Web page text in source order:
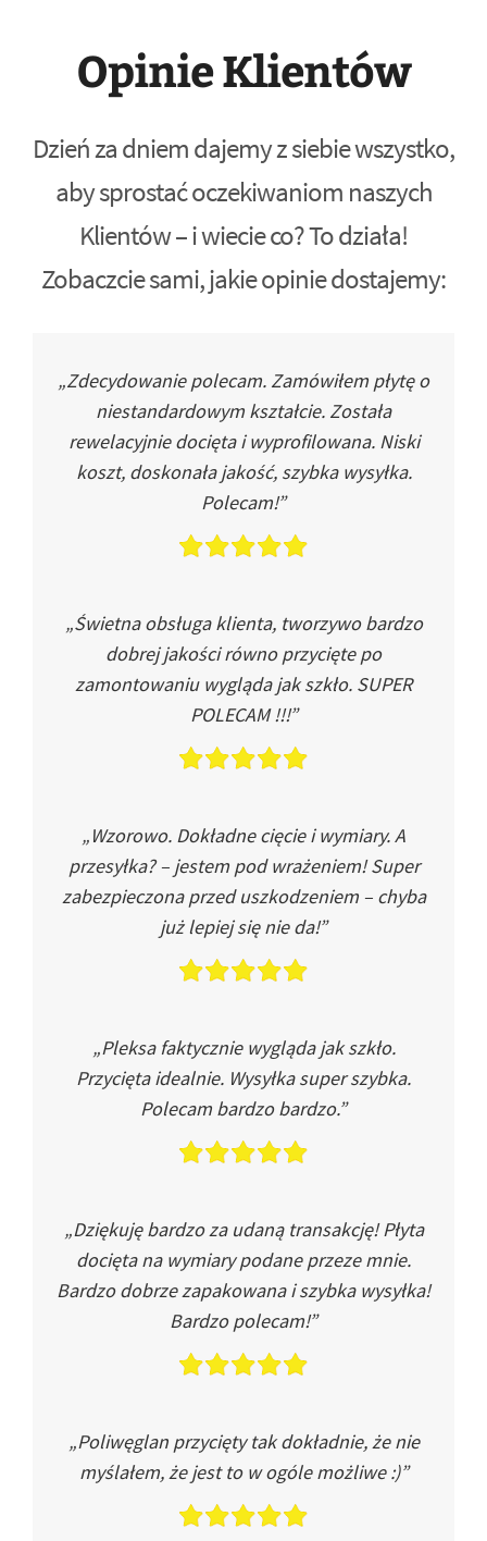
Opinie Klientów
Dzień za dniem dajemy z siebie wszystko,
aby sprostać oczekiwaniom naszych
Klientów – i wiecie co? To działa!
Zobaczcie sami, jakie opinie dostajemy:
„Zdecydowanie polecam. Zamówiłem płytę o
niestandardowym kształcie. Została
rewelacyjnie docięta i wyprofilowana. Niski
koszt, doskonała jakość, szybka wysyłka.
Polecam!”
„Świetna obsługa klienta, tworzywo bardzo
dobrej jakości równo przycięte po
zamontowaniu wygląda jak szkło. SUPER
POLECAM !!!”
„Wzorowo. Dokładne cięcie i wymiary. A
przesyłka? – jestem pod wrażeniem! Super
zabezpieczona przed uszkodzeniem – chyba
już lepiej się nie da!”
„Pleksa faktycznie wygląda jak szkło.
Przycięta idealnie. Wysyłka super szybka.
Polecam bardzo bardzo.”
„Dziękuję bardzo za udaną transakcję! Płyta
docięta na wymiary podane przeze mnie.
Bardzo dobrze zapakowana i szybka wysyłka!
Bardzo polecam!”
„Poliwęglan przycięty tak dokładnie, że nie
myślałem, że jest to w ogóle możliwe :)”